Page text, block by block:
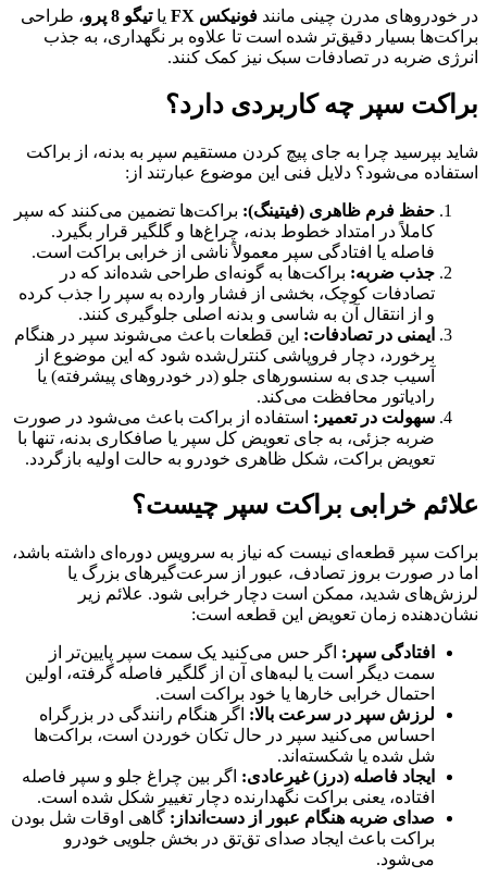
در خودروهای مدرن چینی مانند فونیکس FX یاتیگو 8 پرو
، طراحی
براکت‌ها بسیار دقیق‌تر شده است تا علاوه بر نگهداری، به جذب
انرژی ضربه در تصادفات سبک نیز کمک کنند.
براکت سپر چه کاربردی دارد؟
شاید بپرسید چرا به جای پیچ کردن مستقیم سپر به بدنه، از براکت
استفاده می‌شود؟ دلایل فنی این موضوع عبارتند از:
حفظ فرم ظاهری (فیتینگ): براکت‌ها تضمین می‌کنند که سپر
کاملاً در امتداد خطوط بدنه، چراغ‌ها و گلگیر قرار بگیرد.
فاصله یا افتادگی سپر معمولاً ناشی از خرابی براکت است.
جذب ضربه: براکت‌ها به گونه‌ای طراحی شده‌اند که در
تصادفات کوچک، بخشی از فشار وارده به سپر را جذب کرده
و از انتقال آن به شاسی و بدنه اصلی جلوگیری کنند.
ایمنی در تصادفات: این قطعات باعث می‌شوند سپر در هنگام
برخورد، دچار فروپاشی کنترل‌شده شود که این موضوع از
آسیب جدی به سنسورهای جلو (در خودروهای پیشرفته) یا
رادیاتور محافظت می‌کند.
سهولت در تعمیر: استفاده از براکت باعث می‌شود در صورت
ضربه جزئی، به جای تعویض کل سپر یا صافکاری بدنه، تنها با
تعویض براکت، شکل ظاهری خودرو به حالت اولیه بازگردد.
علائم خرابی براکت سپر چیست؟
براکت سپر قطعه‌ای نیست که نیاز به سرویس دوره‌ای داشته باشد،
اما در صورت بروز تصادف، عبور از سرعت‌گیرهای بزرگ یا
لرزش‌های شدید، ممکن است دچار خرابی شود. علائم زیر
نشان‌دهنده زمان تعویض این قطعه است:
افتادگی سپر: اگر حس می‌کنید یک سمت سپر پایین‌تر از
سمت دیگر است یا لبه‌های آن از گلگیر فاصله گرفته، اولین
احتمال خرابی خارها یا خود براکت است.
لرزش سپر در سرعت بالا: اگر هنگام رانندگی در بزرگراه
احساس می‌کنید سپر در حال تکان خوردن است، براکت‌ها
شل شده یا شکسته‌اند.
ایجاد فاصله (درز) غیرعادی: اگر بین چراغ جلو و سپر فاصله
افتاده، یعنی براکت نگهدارنده دچار تغییر شکل شده است.
صدای ضربه هنگام عبور از دست‌انداز: گاهی اوقات شل بودن
براکت باعث ایجاد صدای تق‌تق در بخش جلویی خودرو
می‌شود.